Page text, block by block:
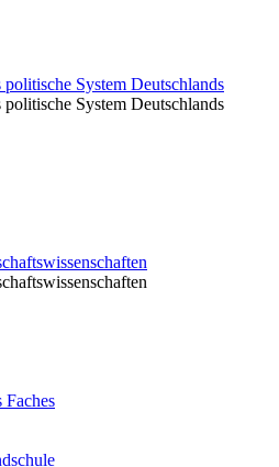
System Deutschlands
System Deutschlands
Faches